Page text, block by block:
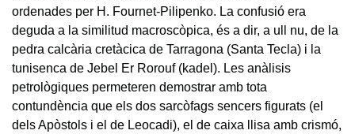
ordenades per H. Fournet-Pilipenko. La confusió era
deguda a la similitud macroscòpica, és a dir, a ull nu, de la
pedra calcària cretàcica de Tarragona (Santa Tecla) i la
tunisenca de Jebel Er Rorouf (kadel). Les anàlisis
petrològiques permeteren demostrar amb tota
contundència que els dos sarcòfags sencers figurats (el
dels Apòstols i el de Leocadi), el de caixa llisa amb crismó,